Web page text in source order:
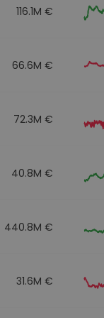
116.1M €
66.6M €
72.3M €
40.8M €
440.8M €
31.6M €